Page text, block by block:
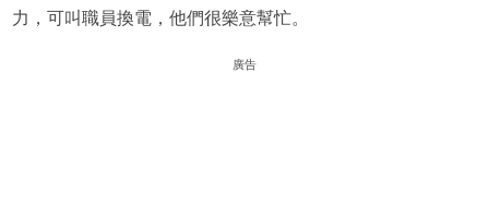
力，可叫職員換電，他們很樂意幫忙。
廣告